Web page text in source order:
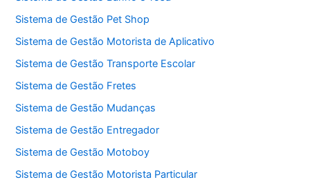
Sistema de Gestão Pet Shop
Sistema de Gestão Motorista de Aplicativo
Sistema de Gestão Transporte Escolar
Sistema de Gestão Fretes
Sistema de Gestão Mudanças
Sistema de Gestão Entregador
Sistema de Gestão Motoboy
Sistema de Gestão Motorista Particular